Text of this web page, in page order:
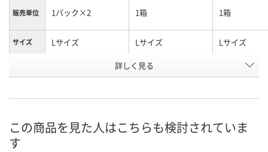
販売単位 1パック×2 1箱 1箱
サイズ Lサイズ Lサイズ Lサイズ
専用フタのみ 本体のみ
号
お届け日
詳しく見る
この商品を見た人はこちらも検討されていま
す